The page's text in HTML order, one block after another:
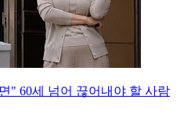
" 60세 넘어 끊어내야 할 사람